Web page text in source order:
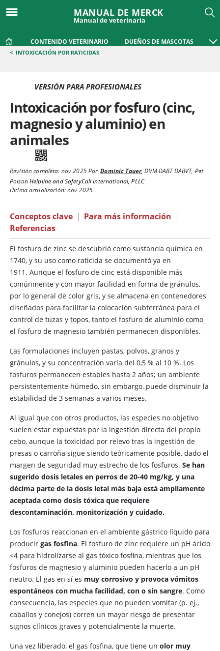
MANUAL DE MERCK
Manual de veterinaria
CONTENIDO VETERINARIO DUEÑOS DE MASCOTAS
< INTOXICACIÓN POR RATICIDAS
VERSIÓN PARA PROFESIONALES
Intoxicación por fosfuro (cinc,
magnesio y aluminio) en
animales
Revisión completa: nov 2025Por Dominic Tauer,DVM DABT DABVT, Pet
Poison Helpline and SafetyCall International, PLLC
Última actualización: nov 2025
Conceptos clave | Para más información |
Referencias
El fosfuro de zinc se descubrió como sustancia química en
1740, y su uso como raticida se documentó ya en
1911. Aunque el fosfuro de cinc está disponible más
comúnmente y con mayor facilidad en forma de gránulos,
por lo general de color gris, y se almacena en contenedores
diseñados para facilitar la colocación subterránea para el
control de tuzas y topos, tanto el fosfuro de aluminio como
el fosfuro de magnesio también permanecen disponibles.
Las formulaciones incluyen pastas, polvos, granos y
gránulos, y su concentración varía del 0,5 % al 10 %. Los
fosfuros permanecen estables hasta 2 años; un ambiente
persistentemente húmedo, sin embargo, puede disminuir la
estabilidad de 3 semanas a varios meses.
Al igual que con otros productos, las especies no objetivo
suelen estar expuestas por la ingestión directa del propio
cebo, aunque la toxicidad por relevo tras la ingestión de
presas o carroña sigue siendo teóricamente posible, dado el
margen de seguridad muy estrecho de los fosfuros. Se han
sugerido dosis letales en perros de 20-40 mg/kg, y una
décima parte de la dosis letal más baja está ampliamente
aceptada como dosis tóxica que requiere
descontaminación, monitorización y cuidado.
Los fosfuros reaccionan en el ambiente gástrico líquido para
producir gas fosfina. El fosfuro de zinc requiere un pH ácido
<4 para hidrolizarse al gas tóxico fosfina, mientras que los
fosfuros de magnesio y aluminio pueden hacerlo a un pH
neutro. El gas en sí es muy corrosivo y provoca vómitos
espontáneos con mucha facilidad, con o sin sangre. Como
consecuencia, las especies que no pueden vomitar (p. ej.,
caballos y conejos) corren un mayor riesgo de presentar
signos clínicos graves y potencialmente la muerte.
Una vez liberado, el gas fosfina, que tiene un olor muy